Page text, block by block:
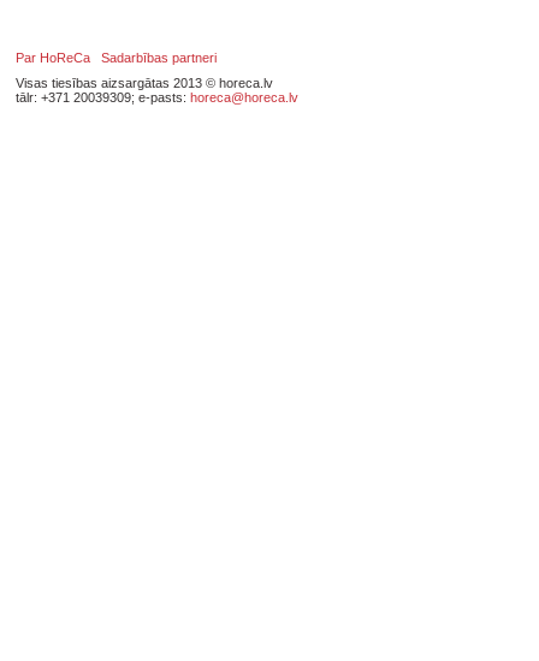
Par HoReCa
Sadarbības partneri
Visas tiesības aizsargātas 2013 © horeca.lv
tālr: +371 20039309; e-pasts: horeca@horeca.lv